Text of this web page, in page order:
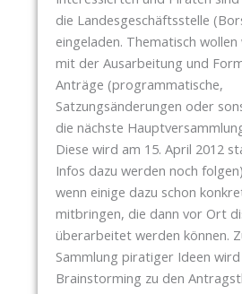
R
K
S
H
O
P
:
W
I
E
F
U
N
K
die Landesgeschäftsstelle
eingeladen. Thematisch
mit der Ausarbeitung und
Anträge (programmatische,
Satzungsänderungen oder
die nächste
Diese wird am 15. April 2012
Infos dazu werden noch
wenn einige dazu schon
mitbringen, die dann vor Ort
überarbeitet werden können.
Sammlung piratiger Ideen wird
Brainstorming zu den